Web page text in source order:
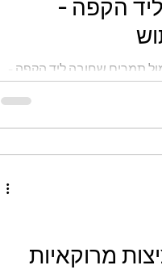
הקפה -
תמרים שחובה ליד הקפה -
מרוקאיות